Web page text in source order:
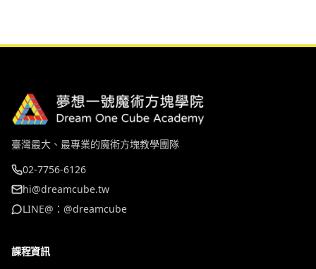
臺灣最大、最專業的魔術方塊教學團隊
02-7756-6126
hi@dreamcube.tw
LINE@：@dreamcube
課程資訊